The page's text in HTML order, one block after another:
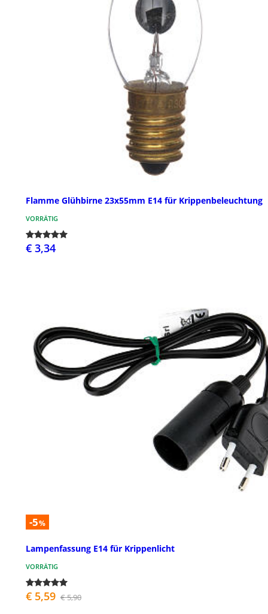
Flamme Glühbirne 23x55mm E14 für Krippenbeleuchtung
VORRÄTIG
€ 3,34
-5%
Lampenfassung E14 für Krippenlicht
VORRÄTIG
€ 5,59 € 5,90